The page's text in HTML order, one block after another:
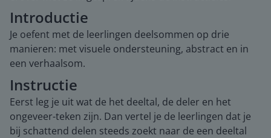
Introductie
Je oefent met de leerlingen deelsommen op drie
manieren: met visuele ondersteuning, abstract en in
een verhaalsom.
Instructie
Eerst leg je uit wat de het deeltal, de deler en het
ongeveer-teken zijn. Dan vertel je de leerlingen dat je
bij schattend delen steeds zoekt naar de een deeltal